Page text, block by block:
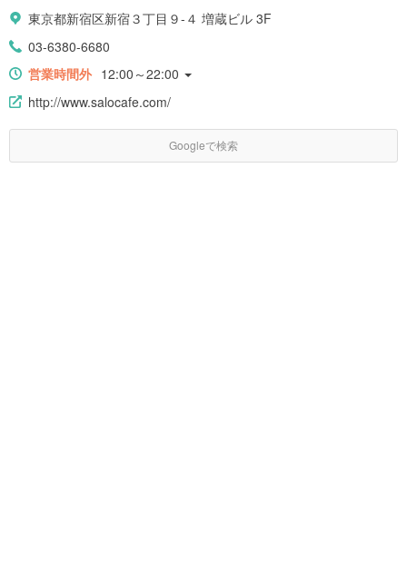
東京都新宿区新宿３丁目９-４ 増蔵ビル 3F
03-6380-6680
営業時間外 12:00～22:00
http://www.salocafe.com/
Googleで検索